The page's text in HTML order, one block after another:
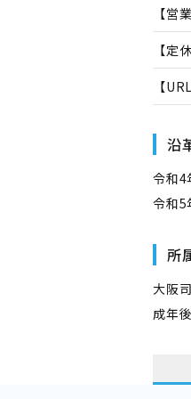
【営
【定
【
沿
令和
令和
所
大阪
成年